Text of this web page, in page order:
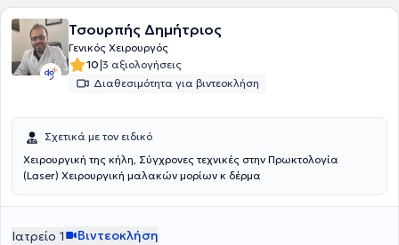
Τσουρπής Δημήτριος
Γενικός Χειρουργός
10|3 αξιολογήσεις
Διαθεσιμότητα για βιντεοκλήση
Σχετικά με τον ειδικό
Χειρουργική της κήλη, Σύγχρονες τεχνικές στην Πρωκτολογία
(Laser) Χειρουργική μαλακών μορίων κ δέρμα
Ιατρείο 1 Βιντεοκλήση